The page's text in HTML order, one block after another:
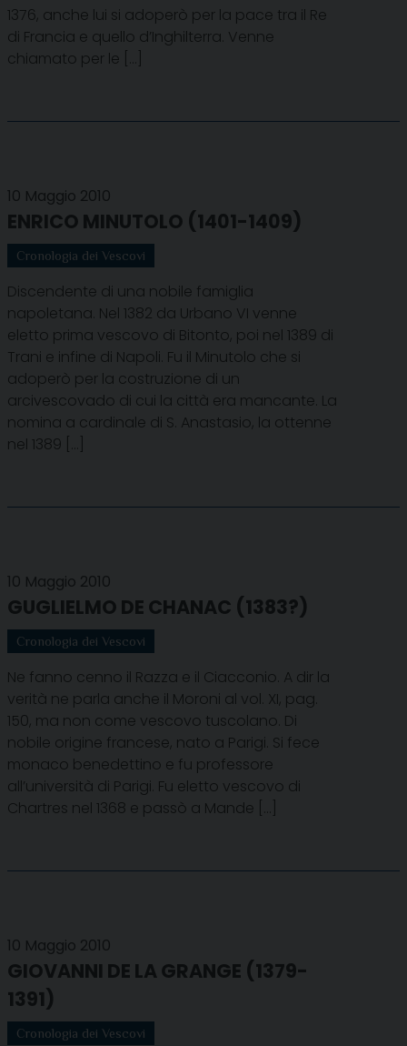
1376, anche lui si adoperò per la pace tra il Re
di Francia e quello d’Inghilterra. Venne
chiamato per le […]
10 Maggio 2010
ENRICO MINUTOLO (1401-1409)
Cronologia dei Vescovi
Discendente di una nobile famiglia
napoletana. Nel 1382 da Urbano VI venne
eletto prima vescovo di Bitonto, poi nel 1389 di
Trani e infine di Napoli. Fu il Minutolo che si
adoperò per la costruzione di un
arcivescovado di cui la città era mancante. La
nomina a cardinale di S. Anastasio, la ottenne
nel 1389 […]
10 Maggio 2010
GUGLIELMO DE CHANAC (1383?)
Cronologia dei Vescovi
Ne fanno cenno il Razza e il Ciacconio. A dir la
verità ne parla anche il Moroni al vol. XI, pag.
150, ma non come vescovo tuscolano. Di
nobile origine francese, nato a Parigi. Si fece
monaco benedettino e fu professore
all’università di Parigi. Fu eletto vescovo di
Chartres nel 1368 e passò a Mande […]
10 Maggio 2010
GIOVANNI DE LA GRANGE (1379-
1391)
Cronologia dei Vescovi